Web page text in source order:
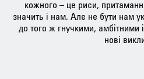
кожного – це риси,
значить і нам. Але не бути нам
до того ж гнучкими, амбітними
нові